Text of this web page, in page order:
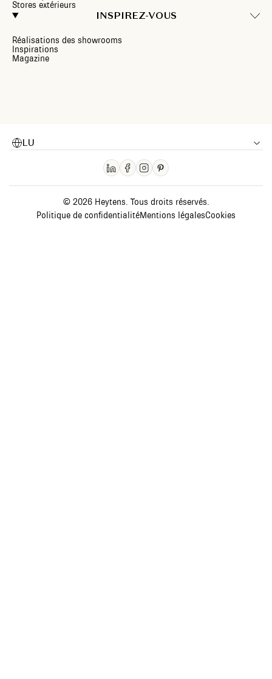
Stores extérieurs
INSPIREZ-VOUS
Réalisations des showrooms
Inspirations
Magazine
LU
© 2026 Heytens. Tous droits réservés.
Politique de confidentialitéMentions légalesCookies